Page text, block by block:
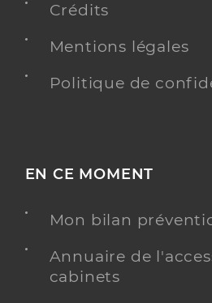
Crédits
Mentions légales
Politique de
EN CE MOMENT
Mon bilan
Annuaire de
cabinets